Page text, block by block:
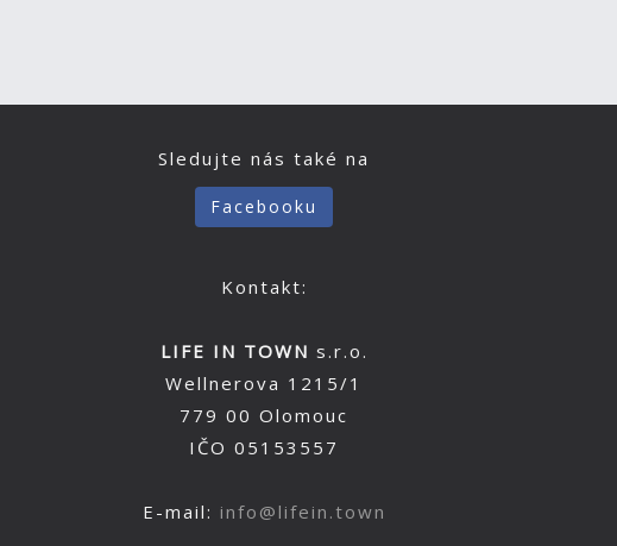
Sledujte nás také na
Facebooku
Kontakt:
LIFE IN TOWN s.r.o.
Wellnerova 1215/1
779 00 Olomouc
IČO 05153557
E-mail: info@lifein.town